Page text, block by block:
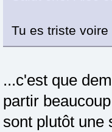
Tu es triste
...c'est que
partir
sont plutôt une